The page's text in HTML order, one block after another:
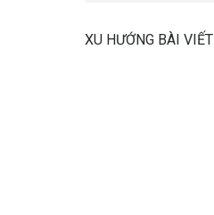
XU HƯỚNG BÀI VIẾT